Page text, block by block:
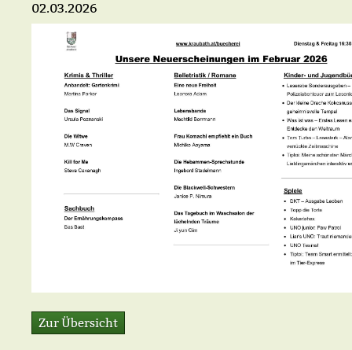
02.03.2026
Zur Übersicht